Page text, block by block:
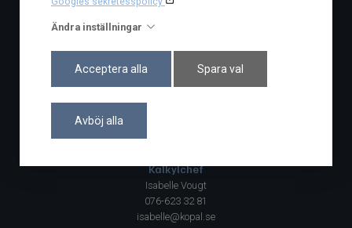
Ändra inställningar
Acceptera alla Spara val
Avböj alla
Facebook
Projektledning
Kalkylchef
Isabelle Vougt
076-623 32 81
isabelle@kopal.se